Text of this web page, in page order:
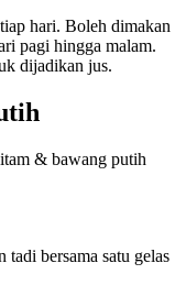
hari. Boleh dimakan
pagi hingga malam.
dijadikan jus.
& bawang putih
tadi bersama satu gelas